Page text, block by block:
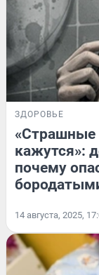
ЗДОРОВЬЕ
«Страшные
кажутся»:
почему
14 августа, 2025,